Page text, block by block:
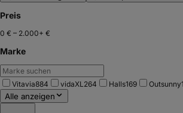
Preis
0 € – 2.000+ €
Marke
Vitavia884 vidaXL264 Halls169 Outsunny
Alle anzeigen